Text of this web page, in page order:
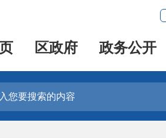
区政府 政务公开